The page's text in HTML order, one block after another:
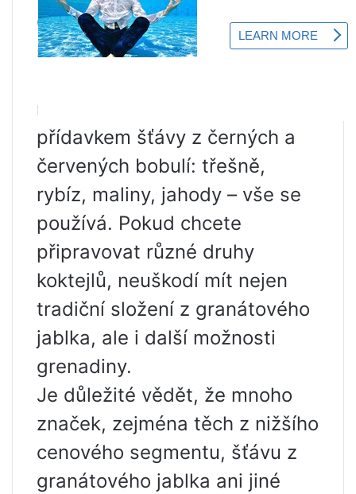
Grenadina se vyrábí nejen ze
šťávy z granátového jablka.
různých chutí se vaří s
přídavkem šťávy z černých a
červených bobulí: třešně,
rybíz, maliny, jahody – vše se
používá. Pokud chcete
připravovat různé druhy
koktejlů, neuškodí mít nejen
tradiční složení z granátového
jablka, ale i další možnosti
grenadiny.
Je důležité vědět, že mnoho
značek, zejména těch z nižšího
cenového segmentu, šťávu z
granátového jablka ani jiné